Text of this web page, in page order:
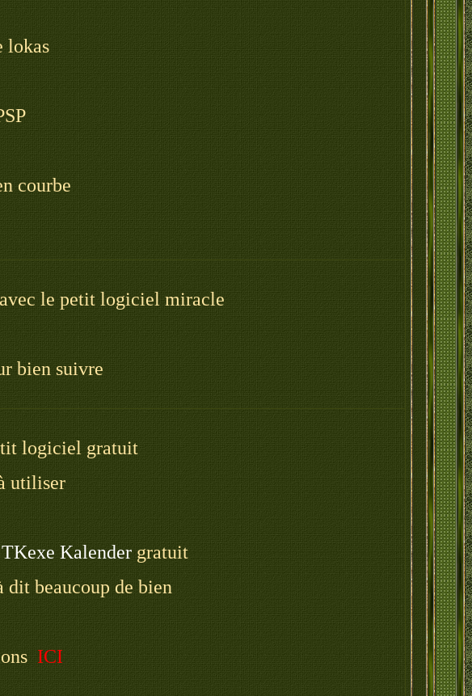
lokas
courbe
le petit logiciel miracle
bien suivre
logiciel gratuit
utiliser
TKexe Kalender gratuit
dit beaucoup de bien
ICI